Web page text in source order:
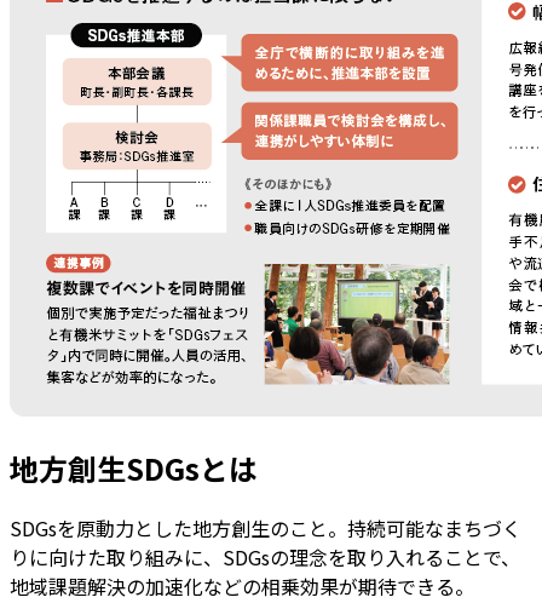
地方創生SDGsとは
SDGsを原動力とした地方創生のこと。持続可能なまちづく
りに向けた取り組みに、SDGsの理念を取り入れることで、
地域課題解決の加速化などの相乗効果が期待できる。